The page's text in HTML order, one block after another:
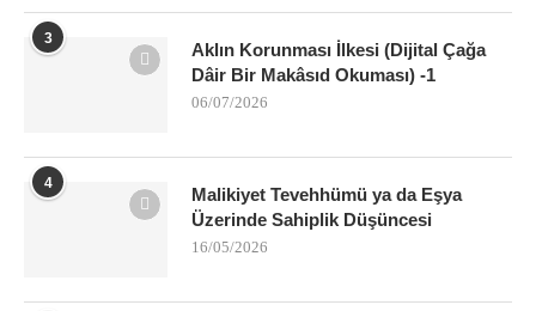
3
Aklın Korunması İlkesi (Dijital Çağa
Dâir Bir Makâsıd Okuması) -1
06/07/2026
4
Malikiyet Tevehhümü ya da Eşya
Üzerinde Sahiplik Düşüncesi
16/05/2026